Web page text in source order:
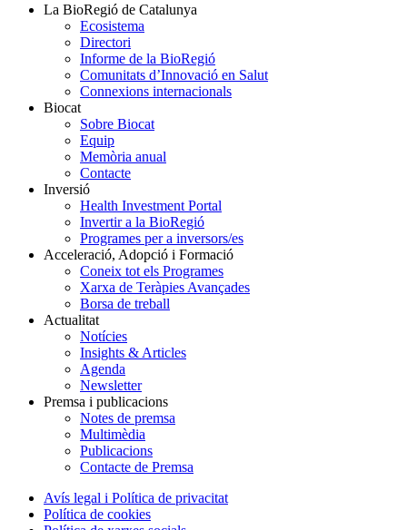
La BioRegió de Catalunya
Ecosistema
Directori
Informe de la BioRegió
Comunitats d’Innovació en Salut
Connexions internacionals
Biocat
Sobre Biocat
Equip
Memòria anual
Contacte
Inversió
Health Investment Portal
Invertir a la BioRegió
Programes per a inversors/es
Acceleració, Adopció i Formació
Coneix tot els Programes
Xarxa de Teràpies Avançades
Borsa de treball
Actualitat
Notícies
Insights & Articles
Agenda
Newsletter
Premsa i publicacions
Notes de premsa
Multimèdia
Publicacions
Contacte de Premsa
Avís legal i Política de privacitat
Política de cookies